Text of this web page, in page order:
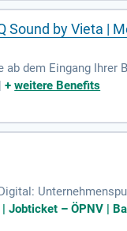
Sound by Vieta |
dem Eingang Ihrer
|+weitere Benefits
für unsere Social-
– ÖPNV |